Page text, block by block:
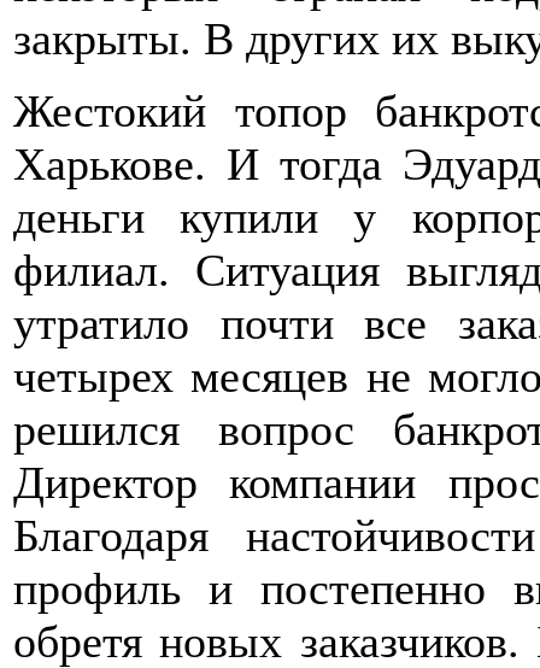
закрыты. В других их
Жестокий топор
Харькове. И тогда
деньги купили у
филиал. Ситуация
утратило почти все
четырех месяцев не
решился вопрос
Директор компании
Благодаря
профиль и постепенно
обретя новых